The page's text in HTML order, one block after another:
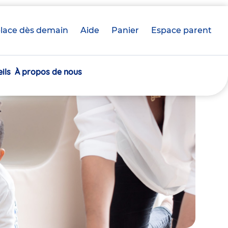
dès demain Aide Panier crèche(s)
Espace parent
À propos de nous